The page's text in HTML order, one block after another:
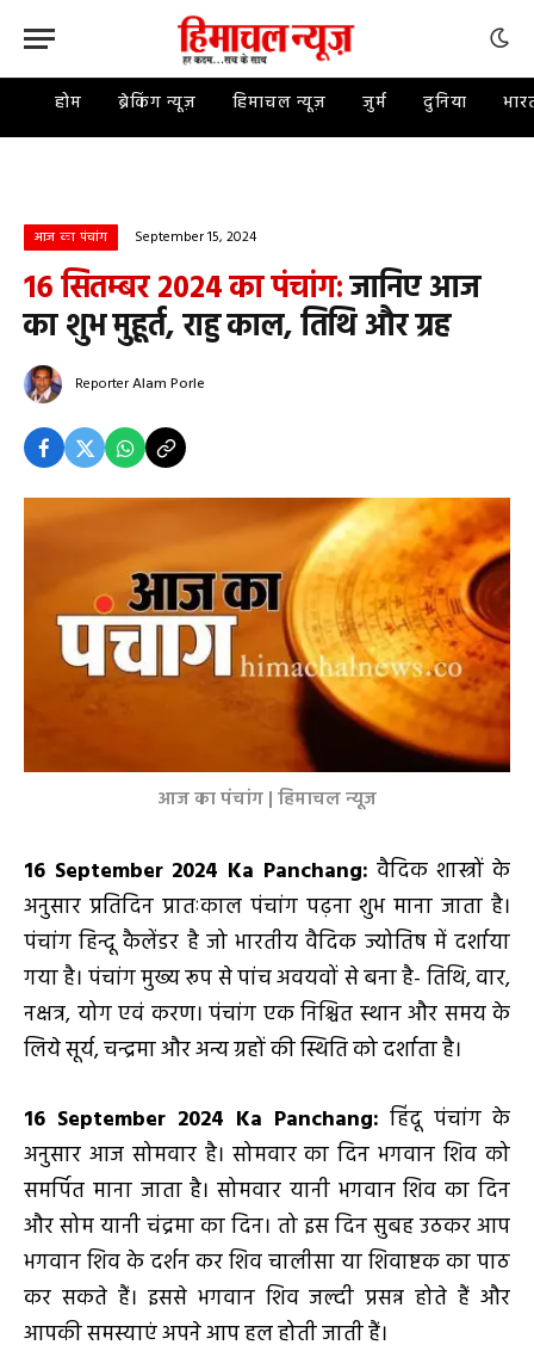
होम ब्रेकिंग न्यूज़ हिमाचल न्यूज़ जुर्म दुनिया
आज का पंचांग September 15, 2024
16 सितम्बर 2024 का पंचांग:जानिए आज
का शुभ मुहूर्त, राहु काल, तिथि और ग्रह
ReporterAlam Porle
आज का पंचांग | हिमाचल न्यूज
16 September 2024 Ka Panchang: वैदिक शास्त्रों के
अनुसार प्रतिदिन प्रातःकाल पंचांग पढ़ना शुभ माना जाता है।
पंचांग हिन्दू कैलेंडर है जो भारतीय वैदिक ज्योतिष में दर्शाया
गया है। पंचांग मुख्य रूप से पांच अवयवों से बना है- तिथि, वार,
नक्षत्र, योग एवं करण। पंचांग एक निश्चित स्थान और समय के
लिये सूर्य, चन्द्रमा और अन्य ग्रहों की स्थिति को दर्शाता है।
16 September 2024 Ka Panchang: हिंदू पंचांग के
अनुसार आज सोमवार है। सोमवार का दिन भगवान शिव को
समर्पित माना जाता है। सोमवार यानी भगवान शिव का दिन
और सोम यानी चंद्रमा का दिन। तो इस दिन सुबह उठकर आप
भगवान शिव के दर्शन कर शिव चालीसा या शिवाष्टक का पाठ
कर सकते हैं। इससे भगवान शिव जल्दी प्रसन्न होते हैं और
आपकी समस्याएं अपने आप हल होती जाती हैं।